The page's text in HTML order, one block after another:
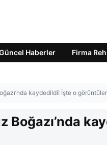
Haberler Firma
kaydedildi! İşte o görüntüler
Boğazı’nda